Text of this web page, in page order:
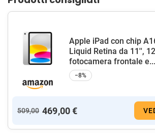
Apple iPad con chip
Liquid Retina da 11'',
fotocamera frontale e...
−8%
509,00 469,00 €